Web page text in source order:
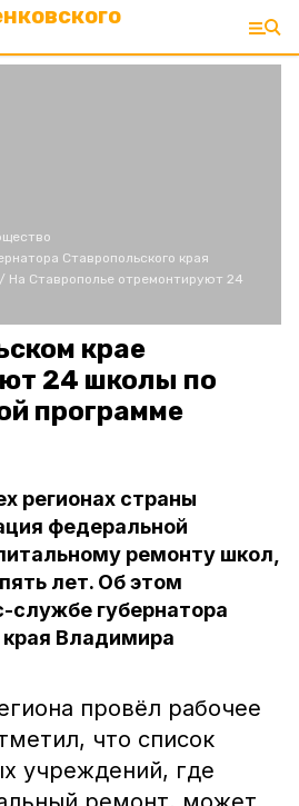
Ставропольского края
На Ставрополье отремонтируют 24
крае
24 школы по
программе
регионах страны
федеральной
ремонту школ,
лет. Об этом
службе губернатора
края Владимира
провёл рабочее
что список
учреждений, где